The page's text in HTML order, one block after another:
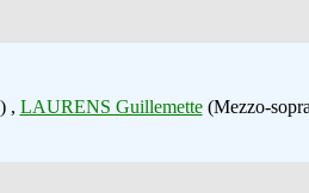
, LAURENS Guillemette(Mezzo-